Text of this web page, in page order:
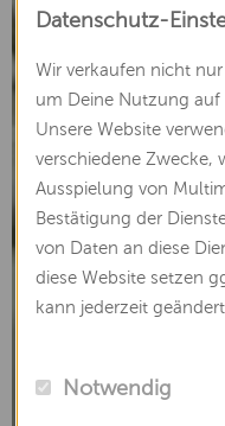
Datenschutz-
Wir verkaufen nicht
um Deine Nutzung auf
Unsere Website
verschiedene Zwecke,
Ausspielung von
Bestätigung der
von Daten an diese
diese Website setzen
kann jederzeit
Notwendig